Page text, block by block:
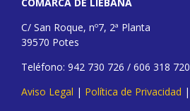
C/ San Roque, nº7, 2ª Planta
39570 Potes
Teléfono: 942 730 726 / 606 318 720
Aviso Legal | Política de Privacidad |